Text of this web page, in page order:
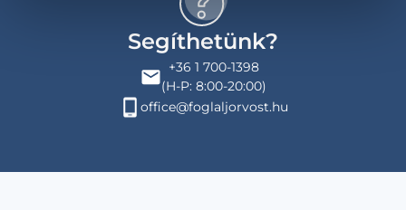
Segíthetünk?
+36 1 700-1398
(H-P: 8:00-20:00)
office@foglaljorvost.hu